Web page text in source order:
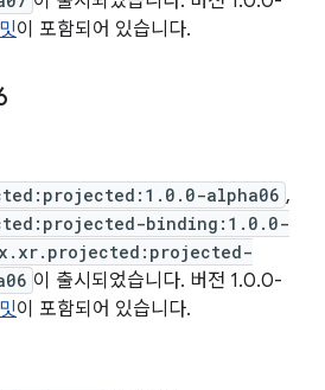
이 포함되어 있습니다.
alpha06 ,
binding:1.0.0-
이 출시되었습니다. 버전 1.0.0-
이 포함되어 있습니다.